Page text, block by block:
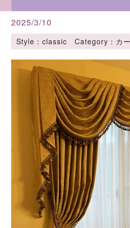
2025/3/10
Style：classic Category：カー